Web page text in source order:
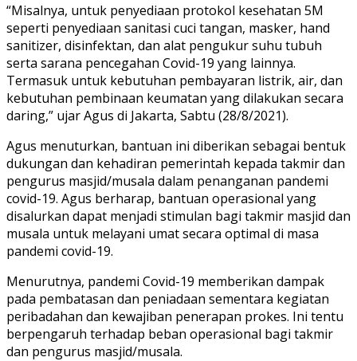
“Misalnya, untuk penyediaan protokol kesehatan 5M
seperti penyediaan sanitasi cuci tangan, masker, hand
sanitizer, disinfektan, dan alat pengukur suhu tubuh
serta sarana pencegahan Covid-19 yang lainnya.
Termasuk untuk kebutuhan pembayaran listrik, air, dan
kebutuhan pembinaan keumatan yang dilakukan secara
daring,” ujar Agus di Jakarta, Sabtu (28/8/2021).
Agus menuturkan, bantuan ini diberikan sebagai bentuk
dukungan dan kehadiran pemerintah kepada takmir dan
pengurus masjid/musala dalam penanganan pandemi
covid-19. Agus berharap, bantuan operasional yang
disalurkan dapat menjadi stimulan bagi takmir masjid dan
musala untuk melayani umat secara optimal di masa
pandemi covid-19.
Menurutnya, pandemi Covid-19 memberikan dampak
pada pembatasan dan peniadaan sementara kegiatan
peribadahan dan kewajiban penerapan prokes. Ini tentu
berpengaruh terhadap beban operasional bagi takmir
dan pengurus masjid/musala.